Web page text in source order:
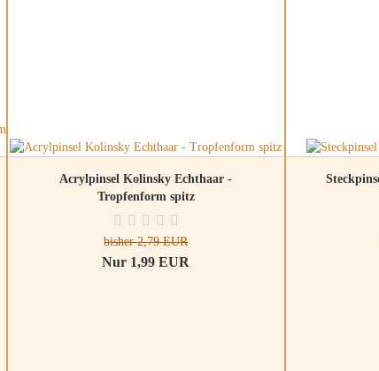
Acrylpinsel Kolinsky Echthaar -
Tropfenform spitz
bisher 2,79 EUR
Nur 1,99 EUR